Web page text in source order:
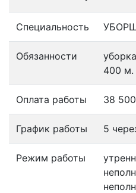
Специальность
Обязанности
400 м.
Оплата работы 38
График работы 5
Режим работы